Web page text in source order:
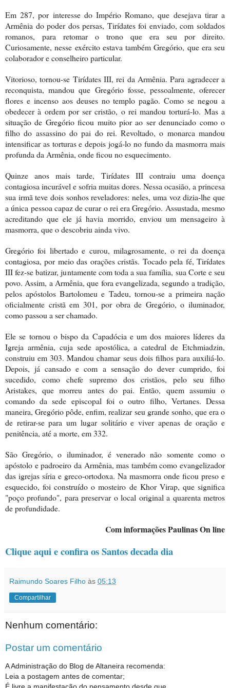
Em 287, por interesse do Império Romano, que desejava tirar a
Armênia do poder dos persas, Tirídates foi enviado, com soldados
romanos, para retomar o trono que era seu por direito.
Curiosamente, nesse exército estava também Gregório, que era seu
colaborador e conselheiro particular.
Vitorioso, tornou-se Tirídates III, rei da Armênia. Para agradecer a
reconquista, mandou que Gregório fosse, pessoalmente, oferecer
flores e incenso aos deuses no templo pagão. Como se negou a
obedecer à ordem por ser cristão, o rei mandou torturá-lo. Mas a
situação de Gregório ficou muito pior ao ser denunciado como o
filho do assassino do pai do rei. Revoltado, o monarca mandou
intensificar as torturas e depois jogá-lo no fundo da masmorra mais
profunda da Armênia, onde ficou no esquecimento.
Quinze anos mais tarde, Tirídates III contraiu uma doença
contagiosa incurável e sofria muitas dores. Nessa ocasião, a princesa
sua irmã teve dois sonhos reveladores: neles, uma voz dizia-lhe que
a única pessoa capaz de curar o rei era Gregório. Assustada, mesmo
acreditando que ele já havia morrido, enviou um mensageiro à
masmorra, que o descobriu ainda vivo.
Gregório foi libertado e curou, milagrosamente, o rei da doença
contagiosa, por meio das orações cristãs. Tocado pela fé, Tirídates
III fez-se batizar, juntamente com toda a sua família, sua Corte e seu
povo. Assim, a Armênia, que fora evangelizada, segundo a tradição,
pelos apóstolos Bartolomeu e Tadeu, tornou-se a primeira nação
oficialmente cristã em 301, por obra de Gregório, o iluminador,
como passou a ser chamado.
Ele se tornou o bispo da Capadócia e um dos maiores líderes da
Igreja armênia, cuja sede apostólica, a catedral de Etchmiadzin,
construiu em 303. Mandou chamar seus dois filhos para auxiliá-lo.
Depois, já cansado e com a sensação do dever cumprido, foi
sucedido, como chefe supremo dos cristãos, pelo seu filho
Aristakes, que morreu antes do pai. Então, quem assumiu o
comando da sede episcopal foi o outro filho, Vertanes. Dessa
maneira, Gregório pôde, enfim, realizar seu grande sonho, que era o
de retirar-se para um lugar solitário e viver apenas de oração e
penitência, até a morte, em 332.
São Gregório, o iluminador, é venerado não somente como o
apóstolo e padroeiro da Armênia, mas também como evangelizador
das igrejas síria e greco-ortodoxa. Na masmorra onde ficou preso e
esquecido, foi construído o mosteiro de Khor Virap, que significa
"poço profundo", para preservar o local original a quarenta metros
de profundidade.
Com informações Paulinas On line
Clique aqui e confira os Santos decada dia
Raimundo Soares Filho às 05:13
Compartilhar
Nenhum comentário:
Postar um comentário
A Administração do Blog de Altaneira recomenda:
Leia a postagem antes de comentar;